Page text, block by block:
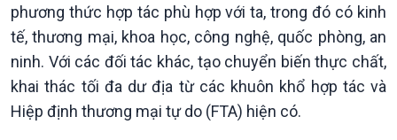
phương thức hợp tác phù hợp với ta, trong đó có kinh
tế, thương mại, khoa học, công nghệ, quốc phòng, an
ninh. Với các đối tác khác, tạo chuyển biến thực chất,
khai thác tối đa dư địa từ các khuôn khổ hợp tác và
Hiệp định thương mại tự do (FTA) hiện có.